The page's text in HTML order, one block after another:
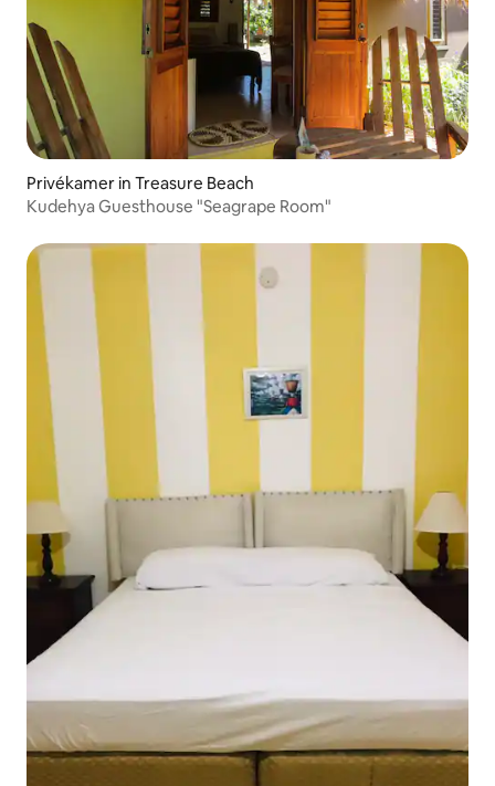
Privékamer in Treasure Beach
Kudehya Guesthouse "Seagrape Room"